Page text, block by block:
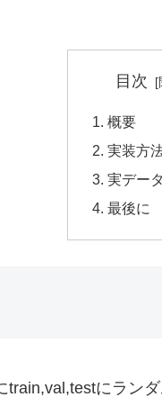
目次
概要
実装方
実デー
最後に
にラン